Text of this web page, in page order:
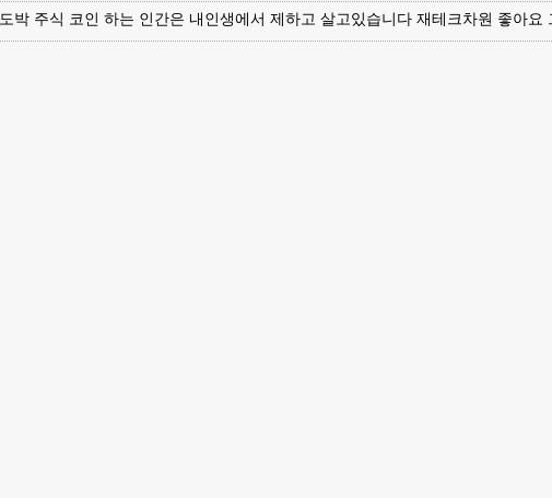
도박 주식 코인 하는 인간은 내인생에서 제하고 살고있습니다 재테크차원 좋아